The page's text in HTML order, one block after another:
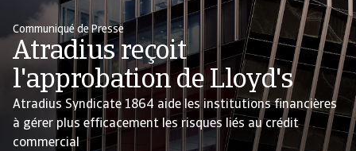
Communiqué de Presse
Atradius reçoit
l'approbation de Lloyd's
Atradius Syndicate 1864 aide les institutions financières
à gérer plus efficacement les risques liés au crédit
commercial